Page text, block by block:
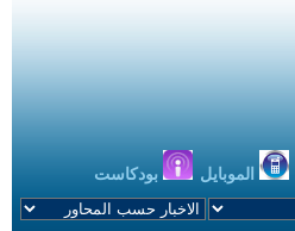
الموبايل بودكاست